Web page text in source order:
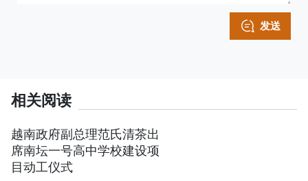
发送
相关阅读
越南政府副总理范氏清茶出
席南坛一号高中学校建设项
目动工仪式